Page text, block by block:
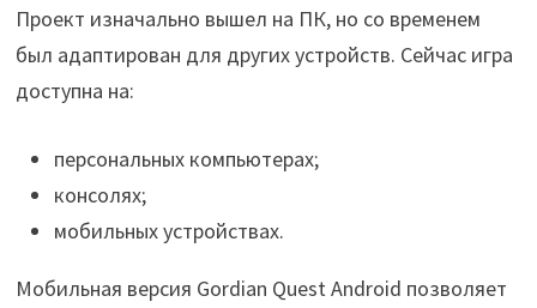
Проект изначально вышел на ПК, но со временем
был адаптирован для других устройств. Сейчас игра
доступна на:
персональных компьютерах;
консолях;
мобильных устройствах.
Мобильная версия Gordian Quest Android позволяет